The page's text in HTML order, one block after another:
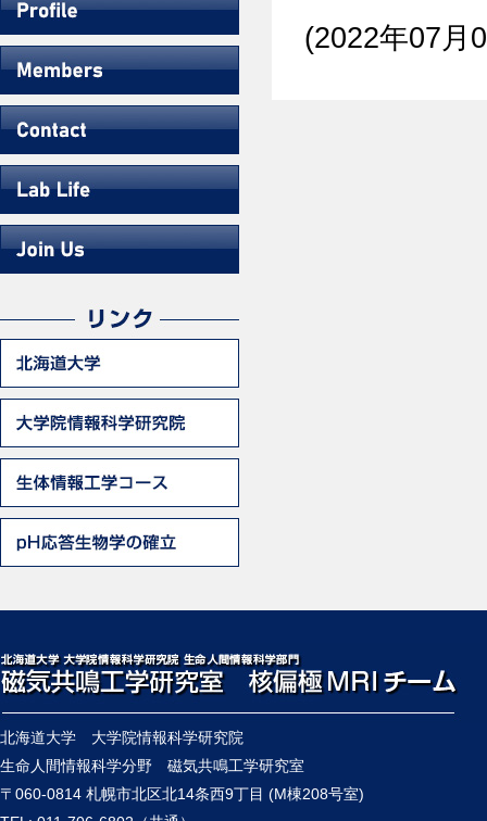
(2022年07月
北海道大学 大学院情報科学研究院
生命人間情報科学分野 磁気共鳴工学研究室
〒060-0814 札幌市北区北14条西9丁目 (M棟208号室)